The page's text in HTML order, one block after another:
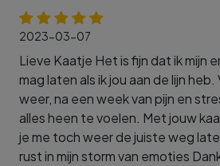
2023-03-07
Lieve Kaatje Het is fijn dat ik mijn
mag laten als ik jou aan de lijn
weer, na een week van pijn en
alles heen te voelen. Met jouw
je me toch weer de juiste weg
rust in mijn storm van emoties